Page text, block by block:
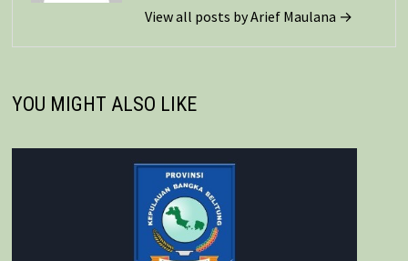
View all posts by Arief Maulana →
YOU MIGHT ALSO LIKE